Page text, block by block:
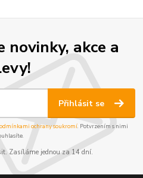
novinky, akce a
Přihlásit se
ochrany soukromí. Potvrzením s nimi
Zasíláme jednou za 14 dní.